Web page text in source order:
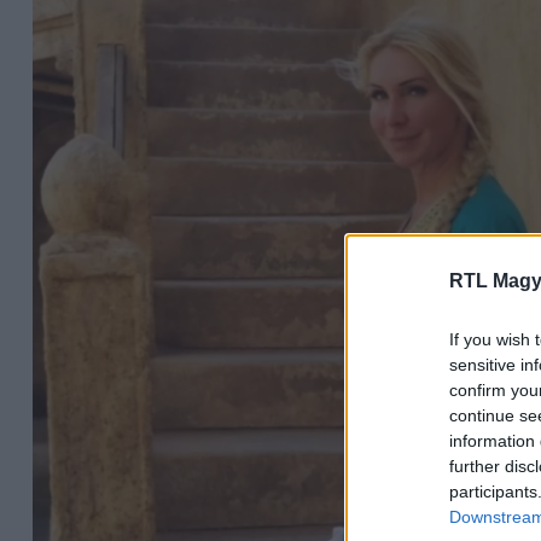
RTL
If you wish
sensitive
confirm
continue
information
further